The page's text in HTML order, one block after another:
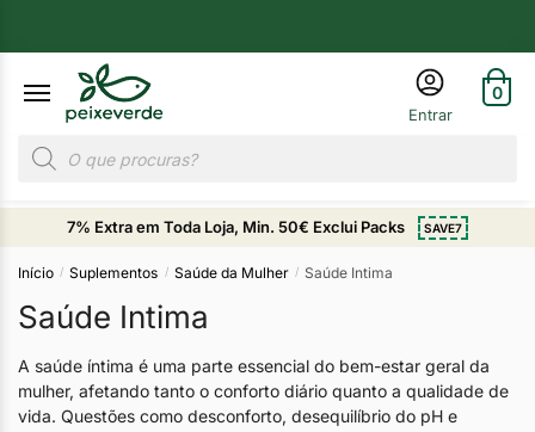
0
7% Extra em Toda Loja, Min. 50€ Exclui Packs SAVE7
Início / Suplementos / Saúde da Mulher / Saúde Intima
Saúde Intima
A saúde íntima é uma parte essencial do bem-estar geral da
mulher, afetando tanto o conforto diário quanto a qualidade de
vida. Questões como desconforto, desequilíbrio do pH e